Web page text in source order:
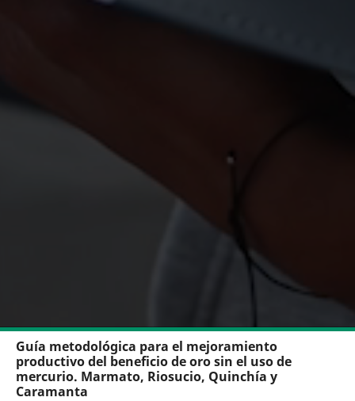
Guía metodológica para el mejoramiento
productivo del beneficio de oro sin el uso de
mercurio. Marmato, Riosucio, Quinchía y
Caramanta